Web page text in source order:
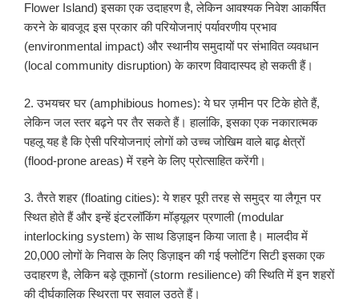
Flower Island) इसका एक उदाहरण है, लेकिन आवश्यक निवेश आकर्षित
करने के बावजूद इस प्रकार की परियोजनाएं पर्यावरणीय प्रभाव
(environmental impact) और स्थानीय समुदायों पर संभावित व्यवधान
(local community disruption) के कारण विवादास्पद हो सकती हैं।
2. उभयचर घर (amphibious homes): ये घर ज़मीन पर टिके होते हैं,
लेकिन जल स्तर बढ़ने पर तैर सकते हैं। हालांकि, इसका एक नकारात्मक
पहलू यह है कि ऐसी परियोजनाएं लोगों को उच्च जोखिम वाले बाढ़ क्षेत्रों
(flood-prone areas) में रहने के लिए प्रोत्साहित करेंगी।
3. तैरते शहर (floating cities): ये शहर पूरी तरह से समुद्र या लैगून पर
स्थित होते हैं और इन्हें इंटरलॉकिंग मॉड्यूलर प्रणाली (modular
interlocking system) के साथ डिज़ाइन किया जाता है। मालदीव में
20,000 लोगों के निवास के लिए डिज़ाइन की गई फ्लोटिंग सिटी इसका एक
उदाहरण है, लेकिन बड़े तूफानों (storm resilience) की स्थिति में इन शहरों
की दीर्घकालिक स्थिरता पर सवाल उठते हैं।